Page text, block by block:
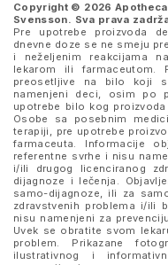
Copyright © 2026
Svensson. Sva prava
Pre upotrebe proizvoda
dnevne doze se ne smeju
i neželjenim reakcijama
lekarom ili farmaceutom.
preosetljive na bilo koji
namenjeni deci, osim po
upotrebe bilo kog
Osobe sa posebnim
terapiji, pre upotrebe
farmaceuta. Informacije
referentne svrhe i nisu
i/ili drugog licenciranog
dijagnoze i lečenja.
samo-dijagnoze, ili za
zdravstvenih problema i/ili
nisu namenjeni za
Uvek se obratite svom
problem. Prikazane
ilustrativnog i